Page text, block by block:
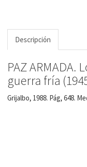
Descripción
PAZ ARMADA.
guerra fría
Grijalbo, 1988. Pág, 648.